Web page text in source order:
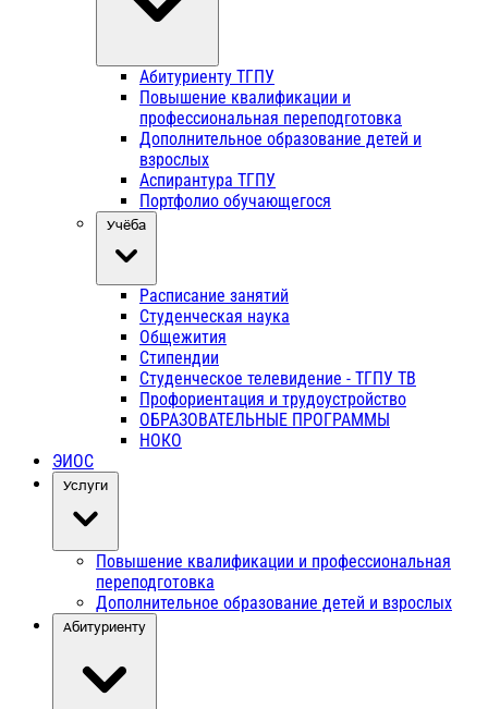
Абитуриенту ТГПУ
Повышение квалификации и
профессиональная переподготовка
Дополнительное образование детей и
взрослых
Аспирантура ТГПУ
Портфолио обучающегося
Учёба
Расписание занятий
Студенческая наука
Общежития
Стипендии
Студенческое телевидение - ТГПУ ТВ
Профориентация и трудоустройство
ОБРАЗОВАТЕЛЬНЫЕ ПРОГРАММЫ
НОКО
ЭИОС
Услуги
Повышение квалификации и профессиональная
переподготовка
Дополнительное образование детей и взрослых
Абитуриенту